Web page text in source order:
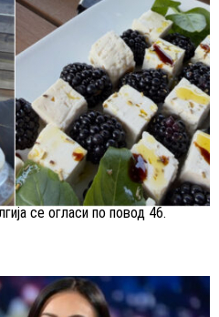
се огласи по повод 46.